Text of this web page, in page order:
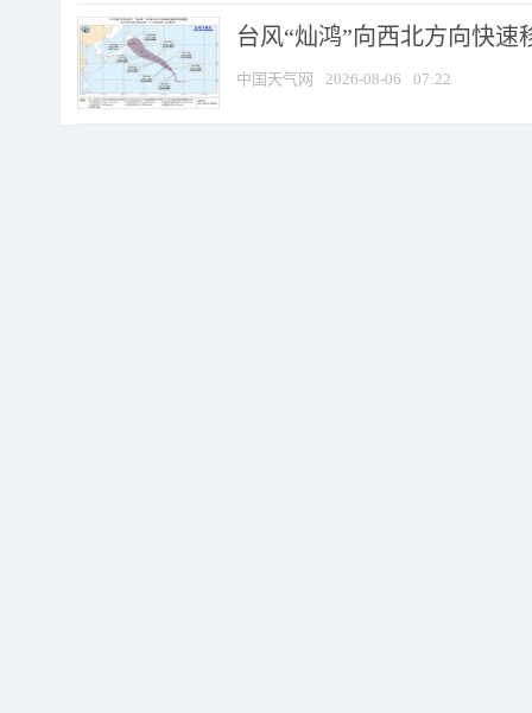
台风“灿鸿”向西北方向快
中国天气网 2026-08-06 07:22